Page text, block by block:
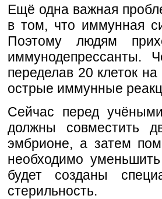
Ещё одна важная
в том, что иммунная
Поэтому людям
иммунодепрессанты.
переделав 20 клеток
острые иммунные
Сейчас перед
должны совместить
эмбрионе, а затем
необходимо
будет созданы
стерильность.